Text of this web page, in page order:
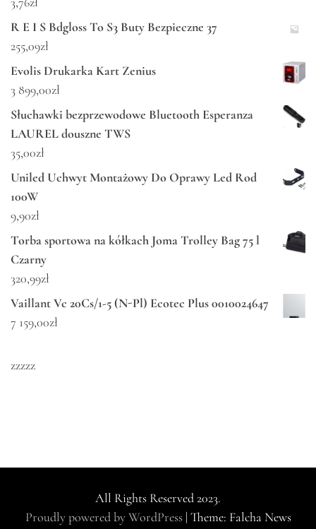
R E I S Bdgloss To S3 Buty Bezpieczne 37
255,09zł
Evolis Drukarka Kart Zenius
3 899,00zł
Słuchawki bezprzewodowe Bluetooth Esperanza
LAUREL douszne TWS
35,00zł
Uniled Uchwyt Montażowy Do Oprawy Led Rod
100W
9,90zł
Torba sportowa na kółkach Joma Trolley Bag 75 l
Czarny
320,99zł
Vaillant Vc 20Cs/1-5 (N-Pl) Ecotec Plus 0010024647
7 159,00zł
zzzzz
All Rights Reserved 2023.
Proudly powered by WordPress | Theme: Falcha News